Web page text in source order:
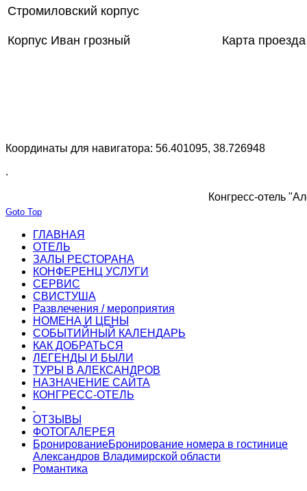
Стромиловский корпус
Корпус Иван грозный Карта
Координаты для навигатора: 56.401095, 38.726948
.
Конгресс-отель
Goto Top
ГЛАВНАЯ
ОТЕЛЬ
ЗАЛЫ РЕСТОРАНА
КОНФЕРЕНЦ УСЛУГИ
СЕРВИС
СВИСТУША
Развлечения / мероприятия
НОМЕНА И ЦЕНЫ
СОБЫТИЙНЫЙ КАЛЕНДАРЬ
КАК ДОБРАТЬСЯ
ЛЕГЕНДЫ И БЫЛИ
ТУРЫ В АЛЕКСАНДРОВ
НАЗНАЧЕНИЕ САЙТА
КОНГРЕСС-ОТЕЛЬ
ОТЗЫВЫ
ФОТОГАЛЕРЕЯ
БронированиеБронирование номера в гостинице
Александров Владимирской области
Романтика